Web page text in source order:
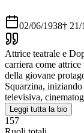
02/06/1938† 21/
Attrice teatrale e
carriera come
della giovane
Squarzina,
televisiva,
Leggi tutta la bio
157